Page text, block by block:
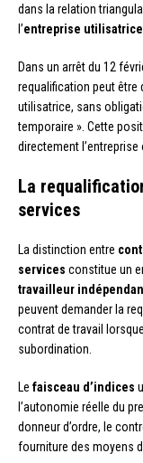
dans la relation
l’entreprise utilisatrice
Dans un arrêt du 12
requalification peut être
utilisatrice, sans
temporaire ». Cette
directement
La
services
La distinction entre
services constitue un
travailleur
peuvent demander la
contrat de travail
subordination.
Le faisceau d’indices
l’autonomie réelle du
donneur d’ordre, le
fourniture des moyens